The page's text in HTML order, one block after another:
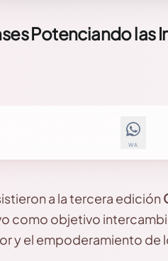
Potenciando las
WA
a la tercera edición
como objetivo
y el empoderamiento de